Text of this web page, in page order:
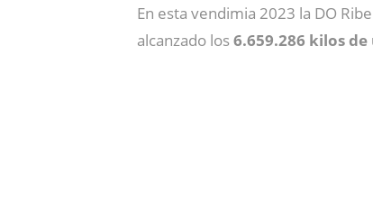
En esta vendimia 2023 la DO
alcanzado los6.659.286 kilos de